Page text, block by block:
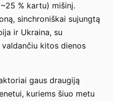
% kartu) mišinį.
sinchroniškai sujungtą
ir Ukraina, su
valdančiu kitos dienos
gaus draugiją
kuriems šiuo metu